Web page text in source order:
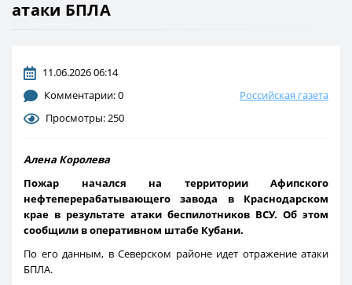
атаки БПЛА
11.06.2026 06:14
Комментарии: 0
Просмотры: 250
Российская газета
Алена Королева
Пожар начался на территории Афипского
нефтеперерабатывающего завода в Краснодарском
крае в результате атаки беспилотников ВСУ. Об этом
сообщили в оперативном штабе Кубани.
По его данным, в Северском районе идет отражение атаки
БПЛА.